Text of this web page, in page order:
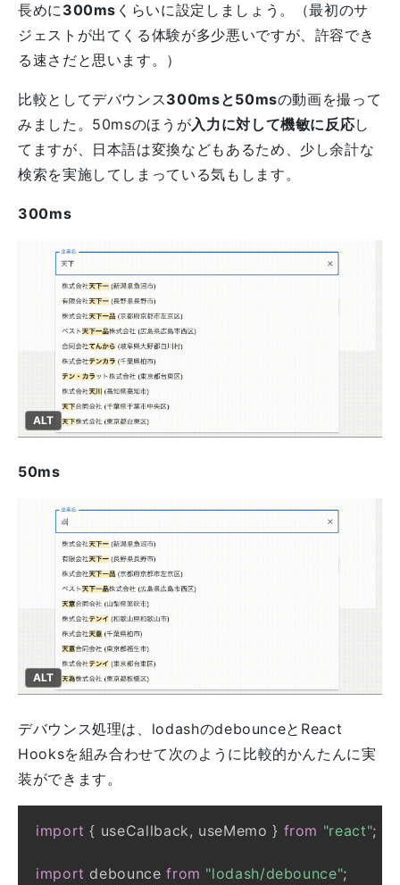
長めに300ms くらいに設定しましょう。（最初のサ
ジェストが出てくる体験が多少悪いですが、許容でき
る速さだと思います。）
比較としてデバウンス300msと50msの動画を撮って
みました。50msのほうが入力に対して機敏に反応し
てますが、日本語は変換などもあるため、少し余計な
検索を実施してしまっている気もします。
300ms
ALT
50ms
ALT
デバウンス処理は、lodashのdebounceとReact
Hooksを組み合わせて次のように比較的かんたんに実
装ができます。
import { useCallback, useMemo } from "react";
import debounce from "lodash/debounce";